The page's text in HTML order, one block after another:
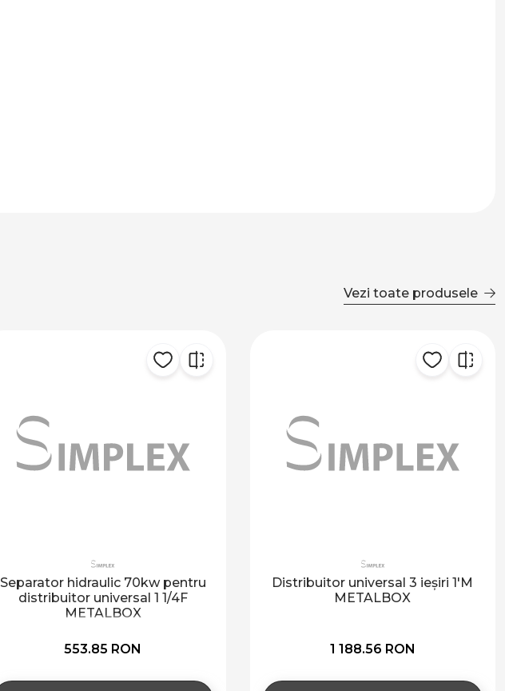
Vezi toate produsele
Separator hidraulic 70kw pentru
distribuitor universal 1 1/4F
METALBOX
553.85 RON
Distribuitor universal 3 ieșiri 1'M
METALBOX
1 188.56 RON